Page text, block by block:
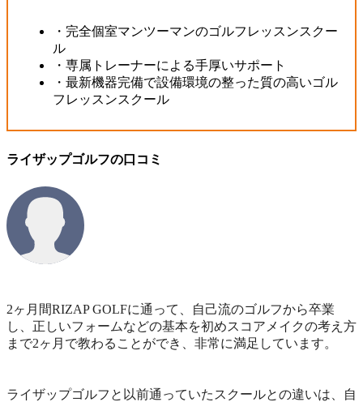
・完全個室マンツーマンのゴルフレッスンスクー
ル
・専属トレーナーによる手厚いサポート
・最新機器完備で設備環境の整った質の高いゴル
フレッスンスクール
ライザップゴルフの口コミ
2ヶ月間RIZAP GOLFに通って、自己流のゴルフから卒業
し、正しいフォームなどの基本を初めスコアメイクの考え方
まで2ヶ月で教わることができ、非常に満足しています。
ライザップゴルフと以前通っていたスクールとの違いは、自